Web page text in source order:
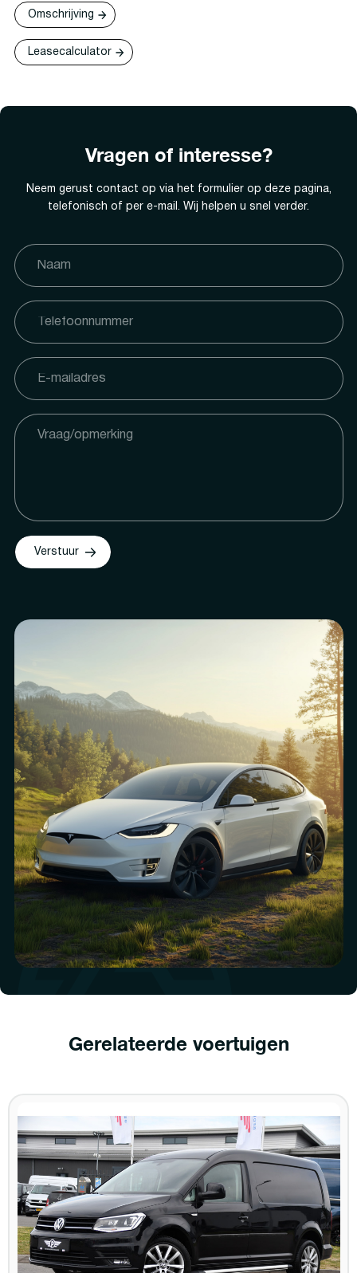
Omschrijving
Leasecalculator
Vragen of interesse?
Neem gerust contact op via het formulier op deze pagina,
telefonisch of per e-mail. Wij helpen u snel verder.
Verstuur
Gerelateerde voertuigen